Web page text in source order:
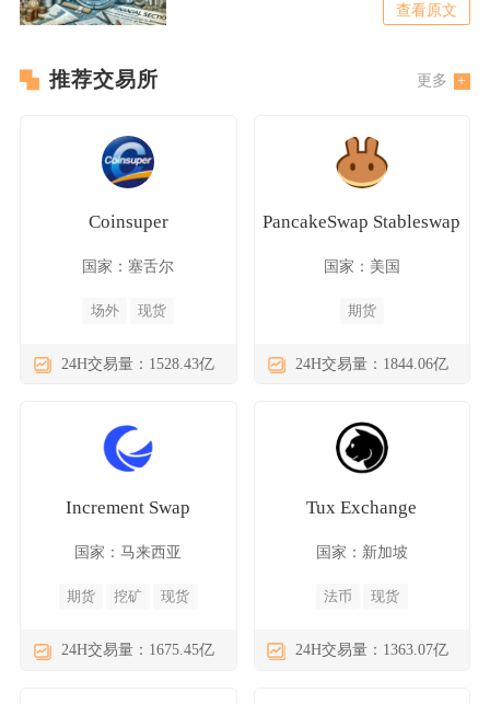
查看原文
推荐交易所 更多
Coinsuper
国家：塞舌尔
场外 现货
24H交易量：1528.43亿
PancakeSwap Stableswap
国家：美国
期货
24H交易量：1844.06亿
Increment Swap
国家：马来西亚
期货 挖矿 现货
24H交易量：1675.45亿
Tux Exchange
国家：新加坡
法币 现货
24H交易量：1363.07亿